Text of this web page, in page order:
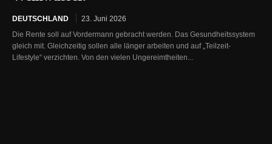
DEUTSCHLAND
23. Juni 2026
Die Rente soll auf Vordermann gebracht werden. Das Gesundheitssystem
gleich mit. Gleichzeitig sollen alle länger arbeiten und auf „Teilzeit-
Lifestyle“ verzichten. Von den vielen Ungereimtheiten...